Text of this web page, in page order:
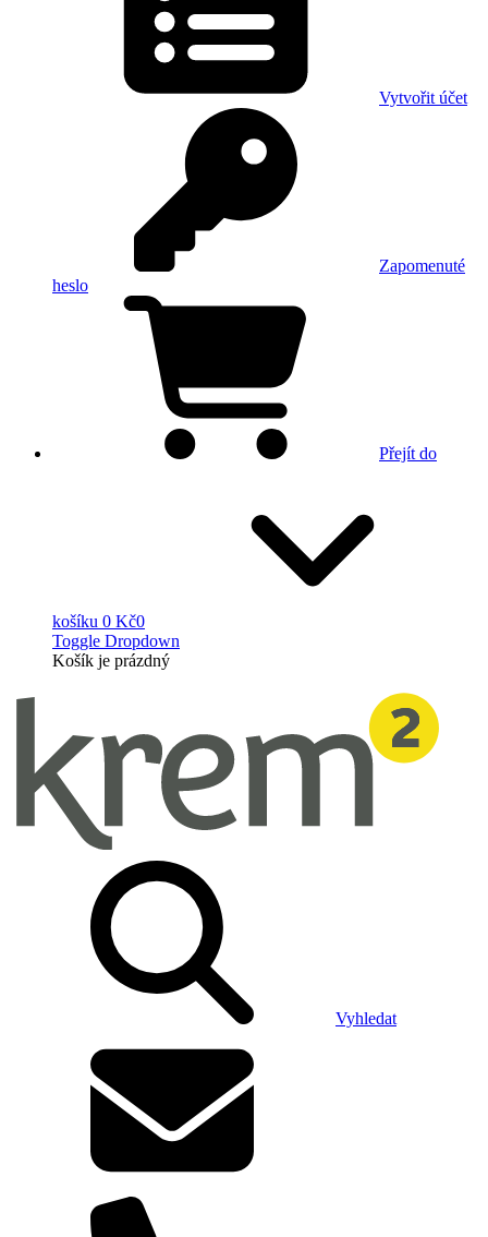
Vytvořit účet
Zapomenuté
heslo
Přejít do
košíku 0 Kč0
Toggle Dropdown
Košík je prázdný
Vyhledat